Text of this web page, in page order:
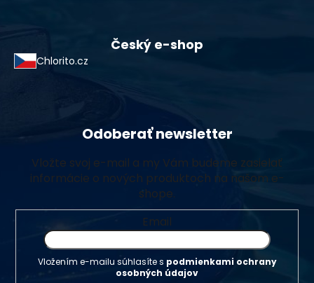
Český e-shop
Chlorito.cz
Odoberať newsletter
Vložte svoj e-mail a my Vám budeme zasielať
informácie o nových produktoch na našom e-
shope.
Email
Vložením e-mailu súhlasíte s podmienkami ochrany
osobných údajov